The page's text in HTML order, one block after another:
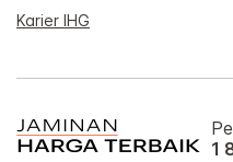
Karier IHG
1